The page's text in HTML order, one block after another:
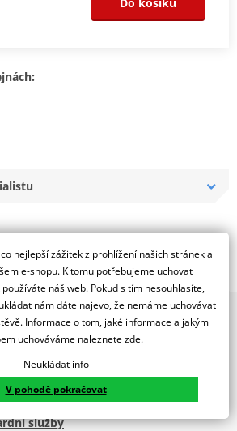
showroom
servis, oblečení, doplňky i náhradní
a Liberci
let zkušeností
v servisu i prodeji moto vybavení
služby
nejlepší zážitek z prohlížení našich stránek a
e-shopu. K tomu potřebujeme uchovat
náš web. Pokud s tím nesouhlasíte,
nám dáte najevo, že nemáme uchovávat
Informace o tom, jaké informace a jakým
uchováváme naleznete zde.
Neukládat info
V pohodě pokračovat